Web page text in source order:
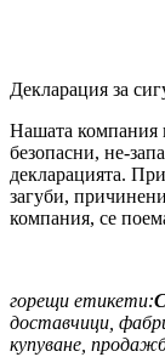
Декларация за
Нашата компания
безопасни, не-
декларацията.
загуби,
компания, се
горещи етикети:
доставчици,
купуване,